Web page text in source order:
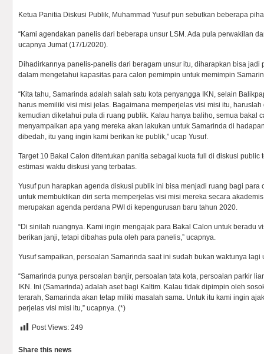
Ketua Panitia Diskusi Publik, Muhammad Yusuf pun sebutkan beberapa
“Kami agendakan panelis dari beberapa unsur LSM. Ada pula perwakilan
ucapnya Jumat (17/1/2020).
Dihadirkannya panelis-panelis dari beragam unsur itu, diharapkan bisa jadi
dalam mengetahui kapasitas para calon pemimpin untuk memimpin
“Kita tahu, Samarinda adalah salah satu kota penyangga IKN, selain
harus memiliki visi misi jelas. Bagaimana memperjelas visi misi itu,
kemudian diketahui pula di ruang publik. Kalau hanya baliho, semua bakal
menyampaikan apa yang mereka akan lakukan untuk Samarinda di
dibedah, itu yang ingin kami berikan ke publik,” ucap Yusuf.
Target 10 Bakal Calon ditentukan panitia sebagai kuota full di diskusi public
estimasi waktu diskusi yang terbatas.
Yusuf pun harapkan agenda diskusi publik ini bisa menjadi ruang bagi para
untuk membuktikan diri serta memperjelas visi misi mereka secara
merupakan agenda perdana PWI di kepengurusan baru tahun 2020.
“Di sinilah ruangnya. Kami ingin mengajak para Bakal Calon untuk beradu
berikan janji, tetapi dibahas pula oleh para panelis,” ucapnya.
Yusuf sampaikan, persoalan Samarinda saat ini sudah bukan waktunya lagi
“Samarinda punya persoalan banjir, persoalan tata kota, persoalan parkir
IKN. Ini (Samarinda) adalah aset bagi Kaltim. Kalau tidak dipimpin oleh
terarah, Samarinda akan tetap miliki masalah sama. Untuk itu kami ingin
perjelas visi misi itu,” ucapnya. (*)
Post Views: 249
Share this news